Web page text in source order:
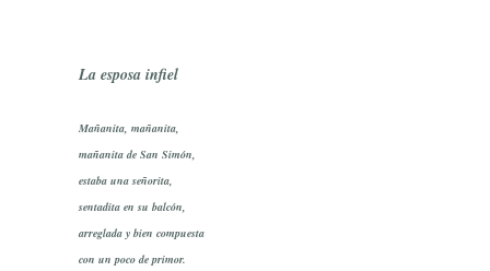
La esposa infiel
Mañanita, mañanita,
mañanita de San Simón,
estaba una señorita,
sentadita en su balcón,
arreglada y bien compuesta
con un poco de primor.